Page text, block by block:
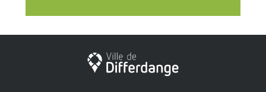
Stadt Differdingen